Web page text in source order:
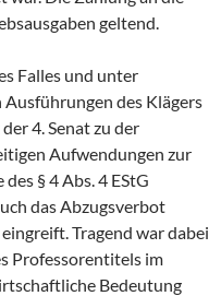
geltend.
Falles und unter
des Klägers
4. Senat zu der
Aufwendungen zur
§ 4 Abs. 4 EStG
das Abzugsverbot
Tragend war dabei
Professorentitels im
Bedeutung